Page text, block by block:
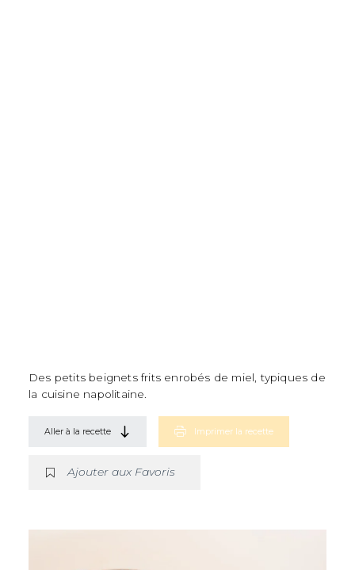
Des petits beignets frits enrobés de miel, typiques de
la cuisine napolitaine.
Aller à la recette Imprimer la recette
Ajouter aux Favoris